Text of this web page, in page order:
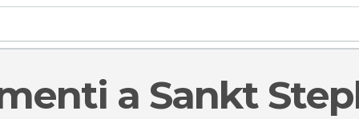
a Sankt